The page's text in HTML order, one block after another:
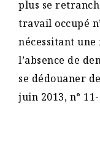
plus se
travail occupé
nécessitant
l’absence de
se dédouaner
juin 2013, n°